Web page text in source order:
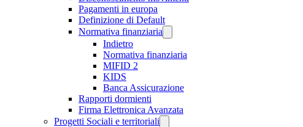
Pagamenti in europa
Definizione di Default
Normativa finanziaria
Indietro
Normativa finanziaria
MIFID 2
KIDS
Banca Assicurazione
Rapporti dormienti
Firma Elettronica Avanzata
Progetti Sociali e territoriali